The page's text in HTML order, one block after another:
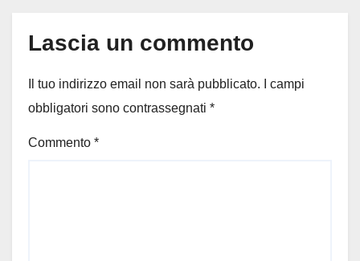
Lascia un commento
Il tuo indirizzo email non sarà pubblicato.
I campi
obbligatori sono contrassegnati *
Commento *